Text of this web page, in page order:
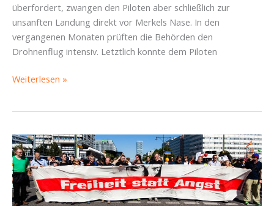
überfordert, zwangen den Piloten aber schließlich zur
unsanften Landung direkt vor Merkels Nase. In den
vergangenen Monaten prüften die Behörden den
Drohnenflug intensiv. Letztlich konnte dem Piloten
Drohne
500
Euro.
Weiterlesen »